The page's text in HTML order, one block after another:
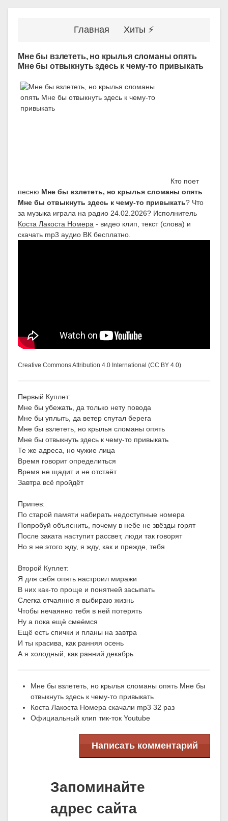
Главная Хиты ⚡
Мне бы взлететь, но крылья сломаны опять
Мне бы отвыкнуть здесь к чему-то привыкать
Кто поет
песню Мне бы взлететь, но крылья сломаны опять
Мне бы отвыкнуть здесь к чему-то привыкать? Что
за музыка играла на радио 24.02.2026? Исполнитель
Коста Лакоста Номера - видео клип, текст (слова) и
скачать mp3 аудио ВК бесплатно.
Creative Commons Attribution 4.0 International (CC BY 4.0)
Первый Куплет:
Мне бы убежать, да только нету повода
Мне бы уплыть, да ветер спутал берега
Мне бы взлететь, но крылья сломаны опять
Мне бы отвыкнуть здесь к чему-то привыкать
Те же адреса, но чужие лица
Время говорит определиться
Время не щадит и не отстаёт
Завтра всё пройдёт
Припев:
По старой памяти набирать недоступные номера
Попробуй объяснить, почему в небе не звёзды горят
После заката наступит рассвет, люди так говорят
Но я не этого жду, я жду, как и прежде, тебя
Второй Куплет:
Я для себя опять настроил миражи
В них как-то проще и понятней засыпать
Слегка отчаянно я выбираю жизнь
Чтобы нечаянно тебя в ней потерять
Ну а пока ещё смеёмся
Ещё есть спички и планы на завтра
И ты красива, как ранняя осень
А я холодный, как ранний декабрь
Мне бы взлететь, но крылья сломаны опять Мне бы
отвыкнуть здесь к чему-то привыкать
Коста Лакоста Номера скачали mp3 32 раз
Официальный клип тик-ток Youtube
Написать комментарий
Запоминайте
адрес сайта